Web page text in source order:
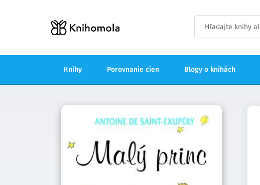
Knihy Porovnanie cien Blogy o knihách